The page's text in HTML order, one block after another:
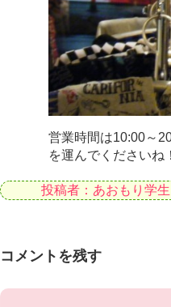
営業時間は10:00～
を運んでくださいね
投稿者：あおもり学
コメントを残す